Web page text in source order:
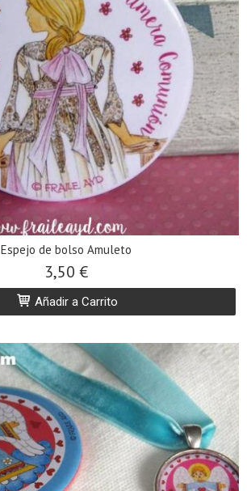
Espejo de bolso Amuleto
3,50 €
Añadir a Carrito